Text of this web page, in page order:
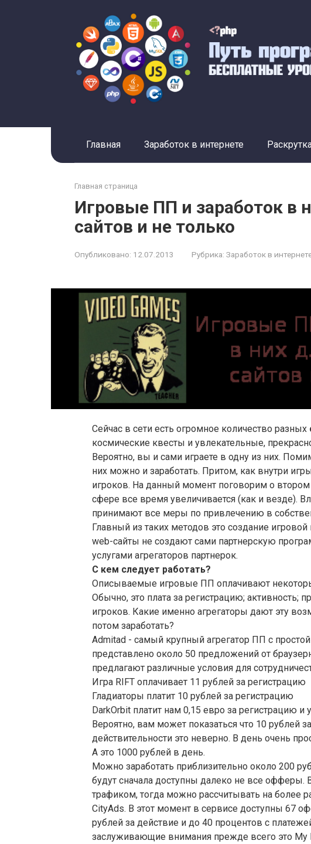
Главная Заработок в интернете
Главная страница
Игровые ПП и заработок в
сайтов и не только
Опубликовано: 12.07.2013 Рубрика: Заработок в
Сейчас в сети есть огромное количество разных
космические квесты и увлекательные,
Вероятно, вы и сами играете в одну из них.
них можно и заработать. Притом, как внутри
игроков. На данный момент поговорим о
сфере все время увеличивается (как и везде).
принимают все меры по привлечению в
Главный из таких методов это создание
web-сайты не создают сами партнерскую
услугами агрегаторов партнерок.
С кем следует работать?
Описываемые игровые ПП оплачивают
Обычно, это плата за регистрацию; активность;
игроков. Какие именно агрегаторы дают эту
потом заработать?
Admitad - самый крупный агрегатор ПП с
представлено около 50 предложений от
предлагают различные условия для
Игра RIFT оплачивает 11 рублей за регистрацию
Гладиаторы платит 10 рублей за регистрацию
DarkOrbit платит нам 0,15 евро за регистрацию и
Вероятно, вам может показаться что 10 рублей
действительности это неверно. В день очень
А это 1000 рублей в день.
Можно заработать приблизительно около 200
будут сначала доступны далеко не все
трафиком, тогда можно рассчитывать на более
CityAds. В этот момент в сервисе доступны 67
рублей за действие и до 40 процентов с
заслуживающие внимания прежде всего это My